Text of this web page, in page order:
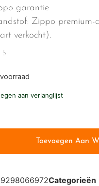
garantie
Zippo premium-
verkocht).
aan verlanglijst
Toevoegen Aan
Categorieën